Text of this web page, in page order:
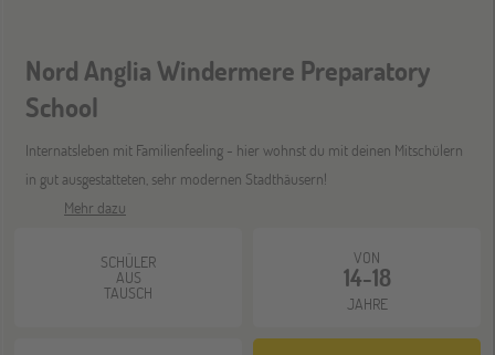
DEZ
ONLINE
21 ONLINE
Nordamerika)
Nord Anglia Windermere Preparatory
School
Internatsleben mit Familienfeeling - hier wohnst du mit deinen Mitschülern
in gut ausgestatteten, sehr modernen Stadthäusern!
Mehr dazu
SCHÜLER
AUS
TAUSCH
VON
14-18
JAHRE